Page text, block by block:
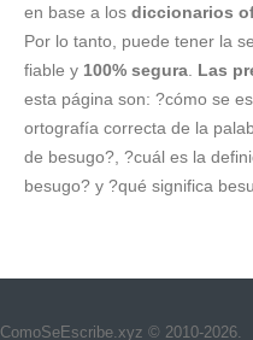
en base a los diccionarios
Por lo tanto, puede tener la
fiable y 100% segura Las
esta página son: ?cómo se
ortografía correcta de la
de besugo?, ?cuál es la
besugo? y ?qué significa
ComoSeEscribe.xyz © 2010-2026.